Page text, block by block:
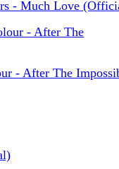
- Much Love
- After The